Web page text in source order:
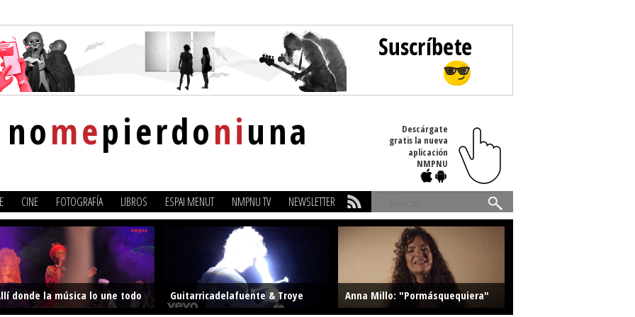
nomepierdoniuna
Descárgate
gratis la nueva
aplicación
NMPNU
CINE FOTOGRAFÍA LIBROS ESPAI MENUT NMPNU TV NEWSLETTER
Buscar
donde la música lo une todo
Guitarricadelafuente & Troye
Anna Millo: "Pormásquequiera"